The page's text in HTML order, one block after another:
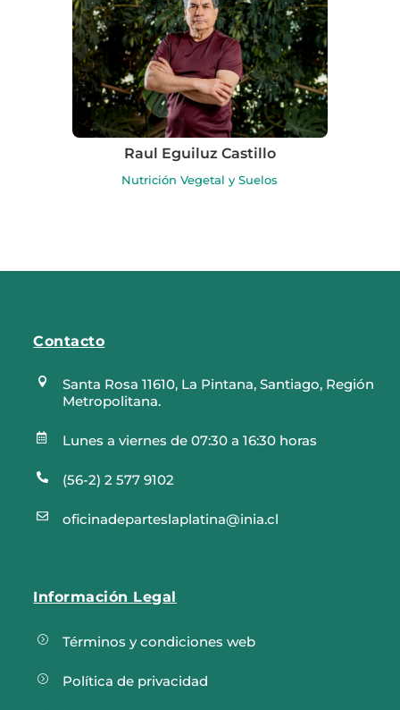
Raul Eguiluz Castillo
Nutrición Vegetal y Suelos
Contacto

Santa Rosa 11610, La Pintana, Santiago, Región
Metropolitana.
 Lunes a viernes de 07:30 a 16:30 horas
 (56-2) 2 577 9102
 oficinadeparteslaplatina@inia.cl
Información Legal
= Términos y condiciones web
= Política de privacidad